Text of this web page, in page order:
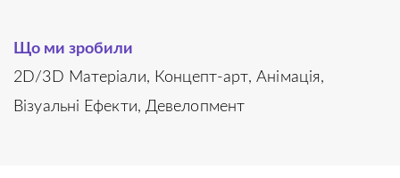
Що ми зробили
2D/3D Матеріали
Концепт-арт Анімація
Візуальні Ефекти
Девелопмент